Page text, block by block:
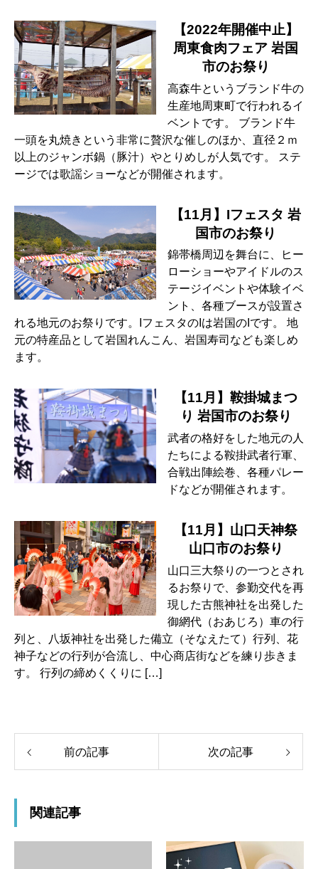
【2022年開催中止】
周東食肉フェア 岩国
市のお祭り
高森牛というブランド牛の
生産地周東町で行われるイ
ベントです。 ブランド牛
一頭を丸焼きという非常に贅沢な催しのほか、直径２ｍ
以上のジャンボ鍋（豚汁）やとりめしが人気です。 ステ
ージでは歌謡ショーなどが開催されます。
【11月】Iフェスタ 岩
国市のお祭り
錦帯橋周辺を舞台に、ヒー
ローショーやアイドルのス
テージイベントや体験イベ
ント、各種ブースが設置さ
れる地元のお祭りです。IフェスタのIは岩国のIです。 地
元の特産品として岩国れんこん、岩国寿司なども楽しめ
ます。
【11月】鞍掛城まつ
り 岩国市のお祭り
武者の格好をした地元の人
たちによる鞍掛武者行軍、
合戦出陣絵巻、各種パレー
ドなどが開催されます。
【11月】山口天神祭
山口市のお祭り
山口三大祭りの一つとされ
るお祭りで、参勤交代を再
現した古熊神社を出発した
御網代（おあじろ）車の行
列と、八坂神社を出発した備立（そなえたて）行列、花
神子などの行列が合流し、中心商店街などを練り歩きま
す。 行列の締めくくりに […]
前の記事 次の記事
関連記事